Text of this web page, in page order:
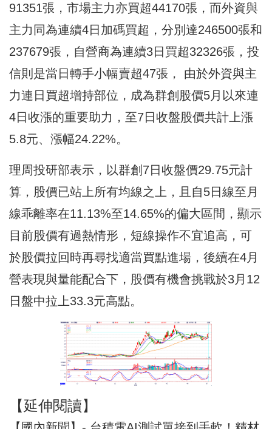
91351張，市場主力亦買超44170張，而外資與
主力同為連續4日加碼買超，分別達246500張和
237679張，自營商為連續3日買超32326張，投
信則是當日轉手小幅賣超47張， 由於外資與主
力連日買超增持部位，成為群創股價5月以來連
4日收漲的重要助力，至7日收盤股價共計上漲
5.8元、漲幅24.22%。
理周投研部表示，以群創7日收盤價29.75元計
算，股價已站上所有均線之上，且自5日線至月
線乖離率在11.13%至14.65%的偏大區間，顯示
目前股價有過熱情形，短線操作不宜追高，可
於股價拉回時再尋找適當買點進場，後續在4月
營表現與量能配合下，股價有機會挑戰於3月12
日盤中拉上33.3元高點。
【延伸閱讀】